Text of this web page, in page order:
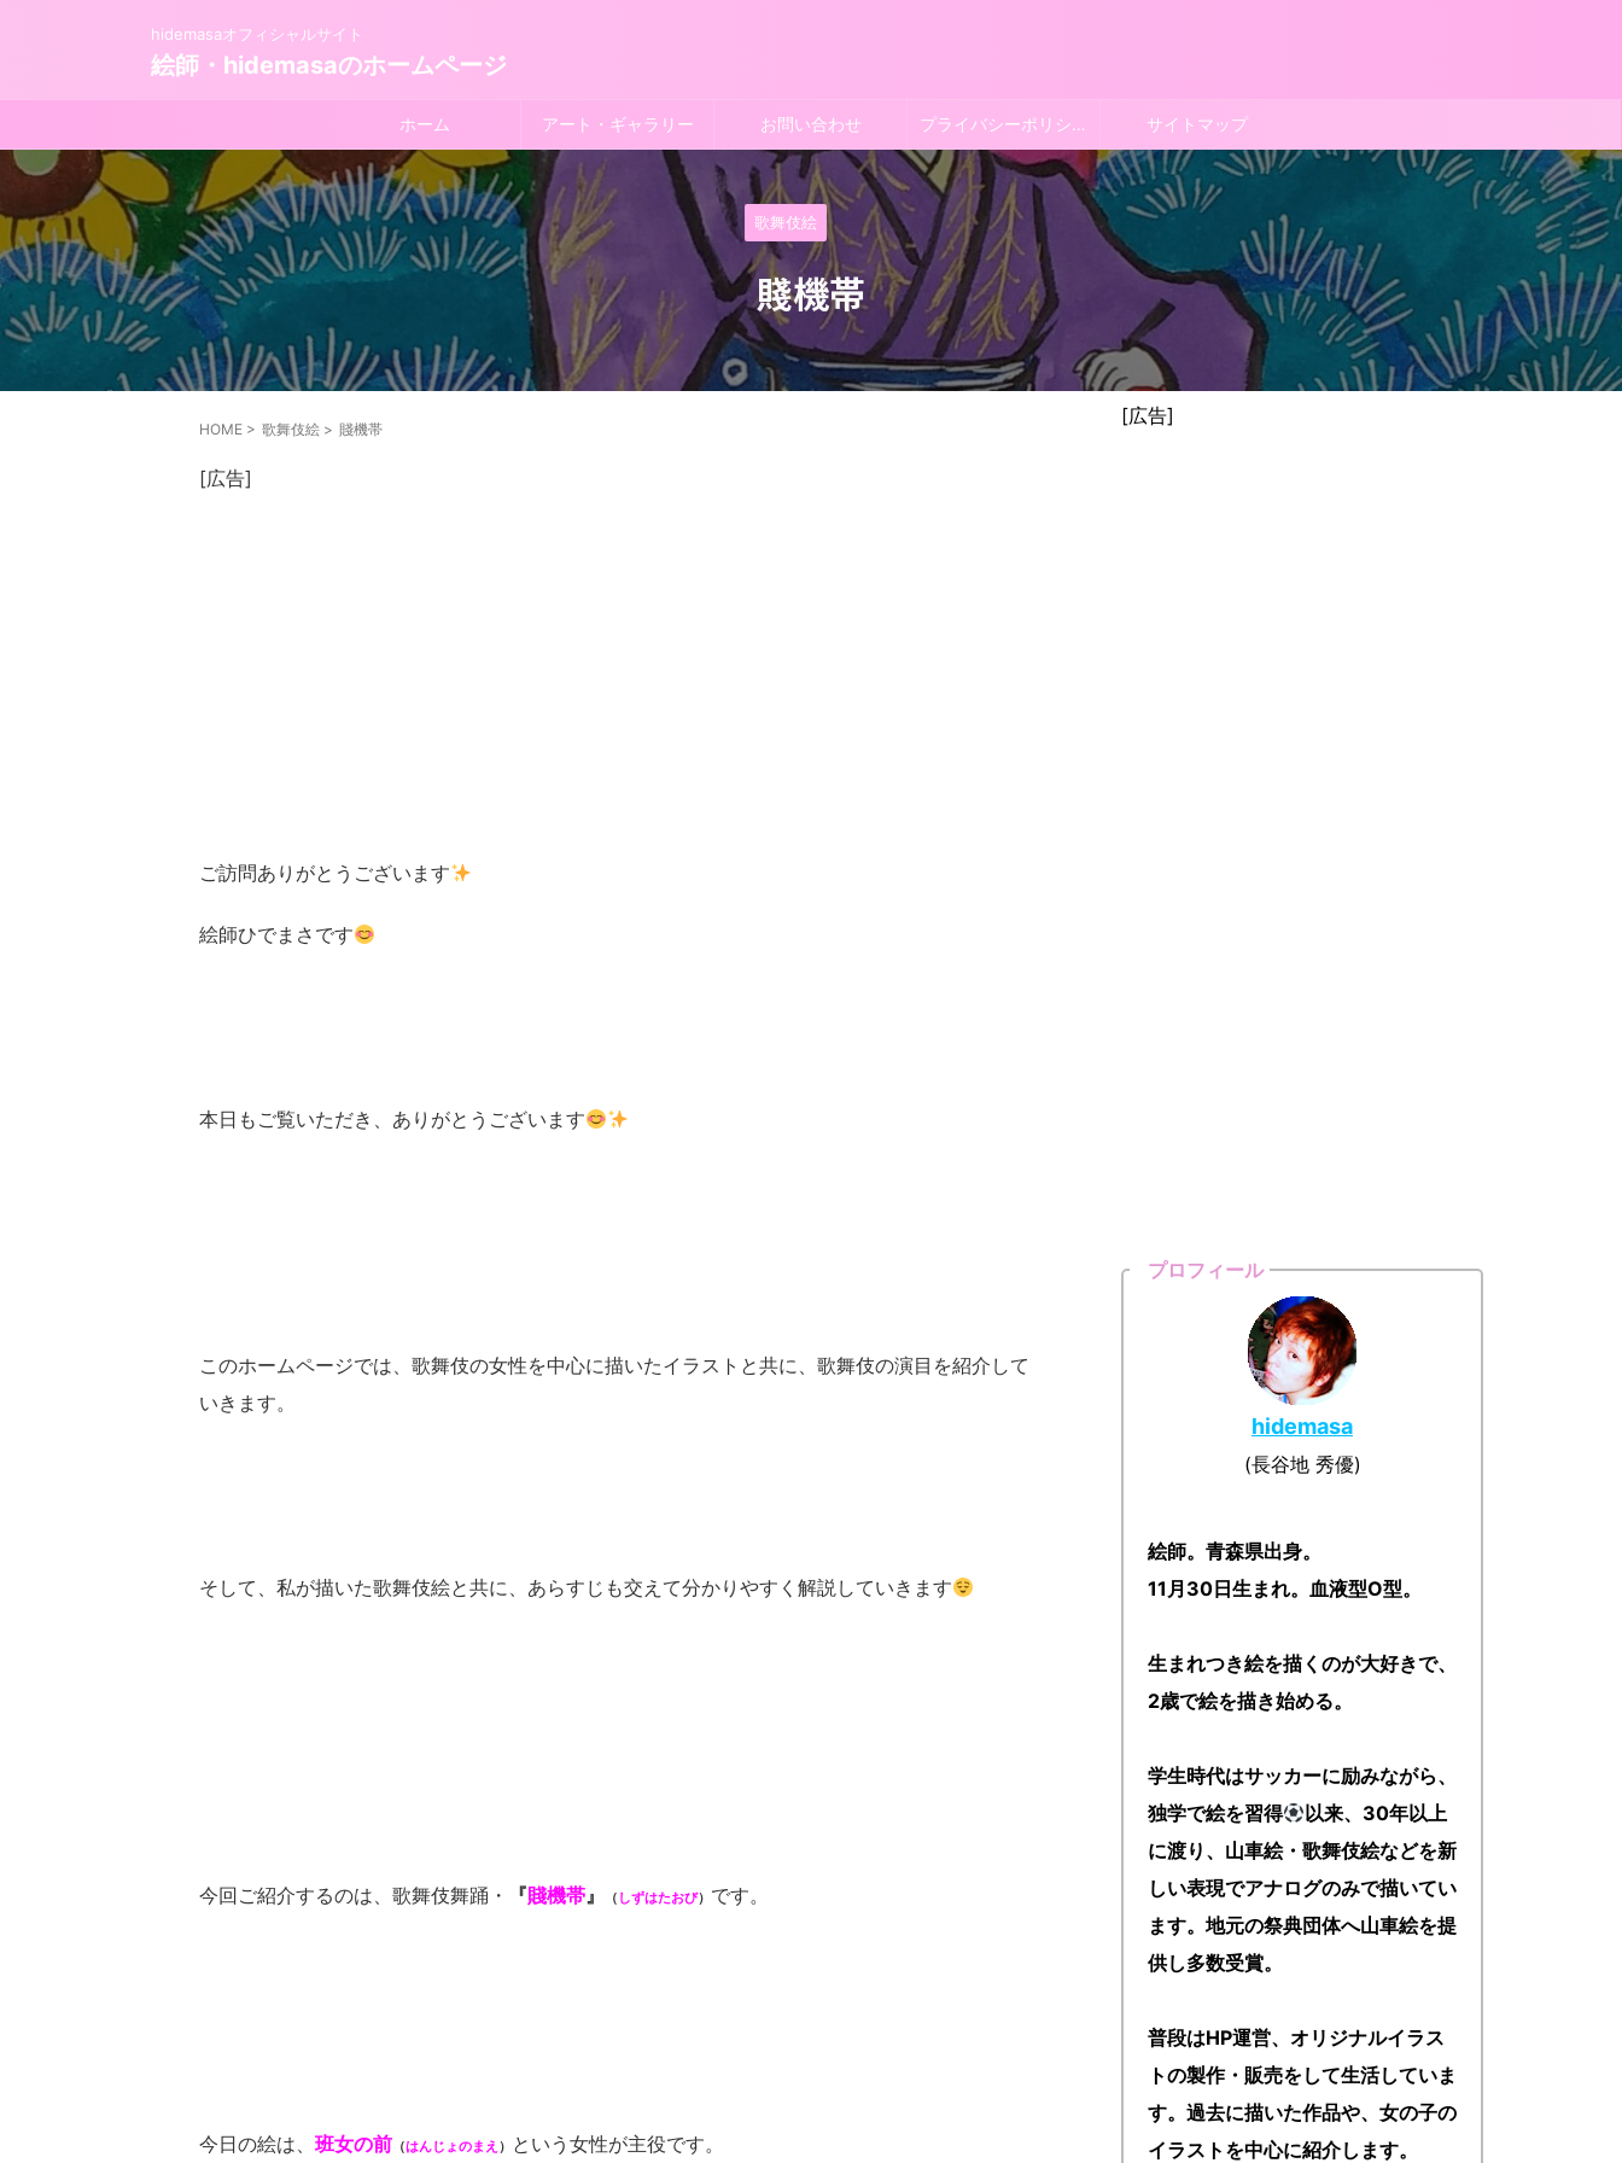
hidemasaオフィシャルサイト
絵師・hidemasaのホームページ
ホーム アート・ギャラリー お問い合わせ プライバシーポリシー サイトマップ
歌舞伎絵
賤機帯
HOME > 歌舞伎絵 > 賤機帯
[広告]
ご訪問ありがとうございます
絵師ひでまさです
本日もご覧いただき、ありがとうございます
このホームページでは、歌舞伎の女性を中心に描いたイラストと共に、歌舞伎の演目を紹介して
いきます。
そして、私が描いた歌舞伎絵と共に、あらすじも交えて分かりやすく解説していきます
今回ご紹介するのは、歌舞伎舞踊・ 『賤機帯』 （ しずはたおび） です。
今日の絵は、 班女の前 （はんじょのまえ ） という女性が主役です。
[広告]
プロフィール
hidemasa
(長谷地 秀優)
絵師。青森県出身。
11月30日生まれ。血液型O型。
生まれつき絵を描くのが大好きで、
2歳で絵を描き始める。
学生時代はサッカーに励みながら、
独学で絵を習得
以来、30年以上
に渡り、山車絵・歌舞伎絵などを新
しい表現でアナログのみで描いてい
ます。地元の祭典団体へ山車絵を提
供し多数受賞。
普段はHP運営、オリジナルイラス
トの製作・販売をして生活していま
す。過去に描いた作品や、女の子の
イラストを中心に紹介します。